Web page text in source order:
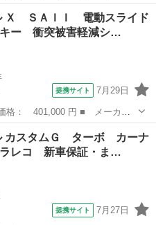
■ グレード名： カスタム
トライト クリアランスソナ
Ｘ ＳＡＩＩ 電動スライド
ー 衝突被害軽減シ…
提携サイト 7月29日
■ グレード名： Ｘ ＳＡＩ
衝突被害軽減システム ナ
カスタムＧ ターボ カーナ
レコ 新車保証・ま…
提携サイト 7月27日